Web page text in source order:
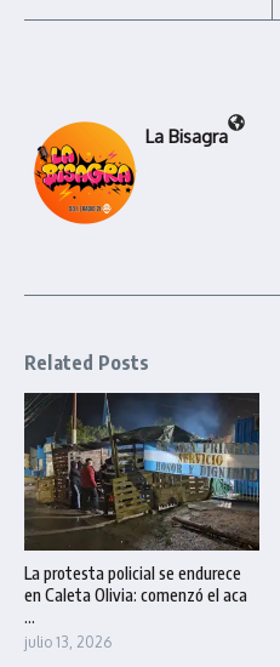
La Bisagra
Related Posts
La protesta policial se endurece
en Caleta Olivia: comenzó el aca
...
julio 13, 2026